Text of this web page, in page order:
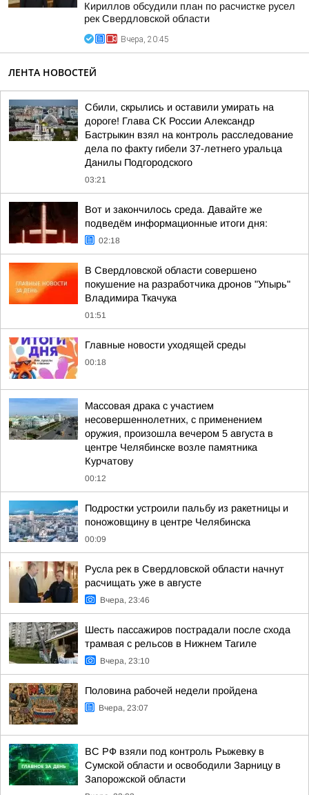
Кириллов обсудили план по расчистке русел
рек Свердловской области
Вчера, 20:45
ЛЕНТА НОВОСТЕЙ
Сбили, скрылись и оставили умирать на
дороге! Глава СК России Александр
Бастрыкин взял на контроль расследование
дела по факту гибели 37-летнего уральца
Данилы Подгородского
03:21
Вот и закончилось среда. Давайте же
подведём информационные итоги дня:
02:18
В Свердловской области совершено
покушение на разработчика дронов "Упырь"
Владимира Ткачука
01:51
Главные новости уходящей среды
00:18
Массовая драка с участием
несовершеннолетних, с применением
оружия, произошла вечером 5 августа в
центре Челябинске возле памятника
Курчатову
00:12
Подростки устроили пальбу из ракетницы и
поножовщину в центре Челябинска
00:09
Русла рек в Свердловской области начнут
расчищать уже в августе
Вчера, 23:46
Шесть пассажиров пострадали после схода
трамвая с рельсов в Нижнем Тагиле
Вчера, 23:10
Половина рабочей недели пройдена
Вчера, 23:07
ВС РФ взяли под контроль Рыжевку в
Сумской области и освободили Зарницу в
Запорожской области